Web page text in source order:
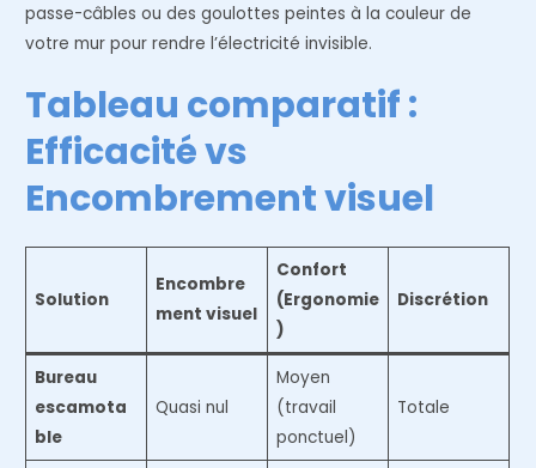
passe-câbles ou des goulottes peintes à la couleur de
votre mur pour rendre l’électricité invisible.
Tableau comparatif :
Efficacité vs
Encombrement visuel
Solution
Encombre
ment visuel
Confort
(Ergonomie
)
Discrétion
Bureau
escamota
ble
Quasi nul
Moyen
(travail
ponctuel)
Totale